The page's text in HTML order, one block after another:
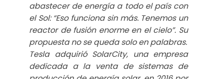
abastecer de energía a todo el país con
el Sol:“Eso funciona sin más. Tenemos un
reactor de fusión enorme en el cielo”. Su
propuesta no se queda solo en palabras.
Tesla adquirió SolarCity, una empresa
dedicada a la venta de sistemas de